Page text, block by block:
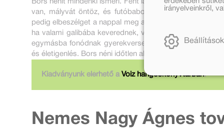
van, mályvát öntöz, és futóbabot futtat a kertjében.
pedig elbeszélget a nappal meg a holddal. De a két
ha valami galibába keverednek, vagy ha éjszakai
egymásba fonódnak gyerekversek és játékos mesék.
és életigenlés. Bors néni időtlen alakja Keresztes Dóra
Kiadványunk elérhető a Voiz hangoskönyvtárban.
Nemes Nagy Ágnes
irányelveinkről,
Beállítások